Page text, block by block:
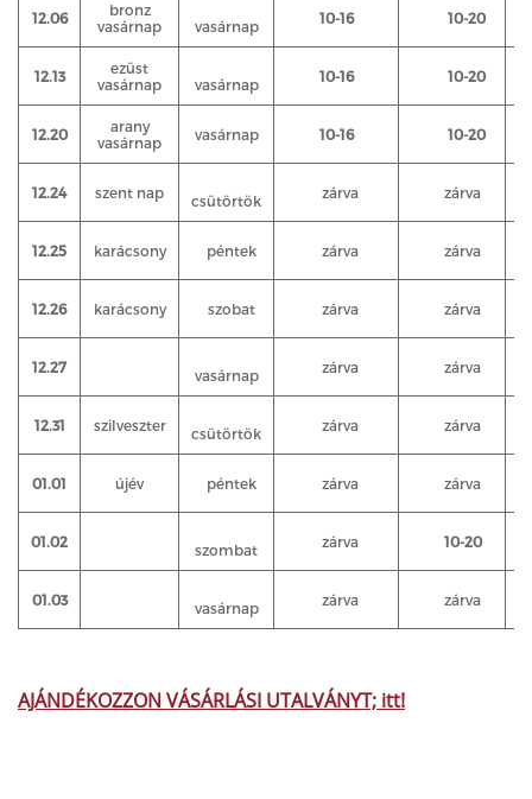
12.06
bronz
vasárnap
vasárnap 10-16 10-20
12.13
ezüst
vasárnap
vasárnap 10-16 10-20
12.20
arany
vasárnap
vasárnap 10-16 10-20
12.24 szent nap csütörtök zárva zárva
12.25 karácsony péntek zárva zárva
12.26 karácsony szobat zárva zárva
12.27 vasárnap zárva zárva
12.31 szilveszter csütörtök zárva zárva
01.01 újév péntek zárva zárva
01.02 szombat zárva 10-20
01.03 vasárnap zárva zárva
AJÁNDÉKOZZON VÁSÁRLÁSI UTALVÁNYT; itt!